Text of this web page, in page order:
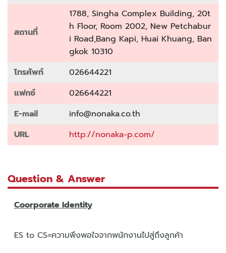
สถานที่
1788, Singha Complex Building, 20t
h Floor, Room 2002, New Petchabur
i Road,Bang Kapi, Huai Khuang, Ban
gkok 10310
โทรศัพท์
026644221
แฟกซ์
026644221
E-mail
info@nonaka.co.th
URL
http://nonaka-p.com/
Question & Answer
Coorporate Identity
ES to CS=ความพึงพอใจจากพนักงานไปสู่ถึงลูกค้า